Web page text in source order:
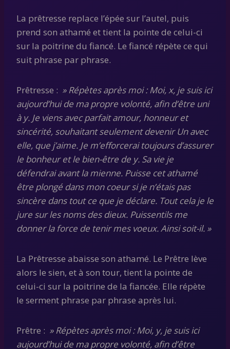
La prêtresse replace l’épée sur l’autel, puis
prend son athamé et tient la pointe de celui-ci
sur la poitrine du fiancé. Le fiancé répète ce qui
suit phrase par phrase.
Prêtresse : » Répètes après moi : Moi, x, je suis ici
aujourd’hui de ma propre volonté, afin d’être uni
à y. Je viens avec parfait amour, honneur et
sincérité, souhaitant seulement devenir Un avec
elle, que j’aime. Je m’efforcerai toujours d’assurer
le bonheur et le bien-être de y. Sa vie je
défendrai avant la mienne. Puisse cet athamé
être plongé dans mon coeur si je n’étais pas
sincère dans tout ce que je déclare. Tout cela je le
jure sur les noms des dieux. Puissentils me
donner la force de tenir mes voeux. Ainsi soit-il. »
La Prêtresse abaisse son athamé. Le Prêtre lève
alors le sien, et à son tour, tient la pointe de
celui-ci sur la poitrine de la fiancée. Elle répète
le serment phrase par phrase après lui.
Prêtre : » Répètes après moi : Moi, y, je suis ici
aujourd’hui de ma propre volonté, afin d’être